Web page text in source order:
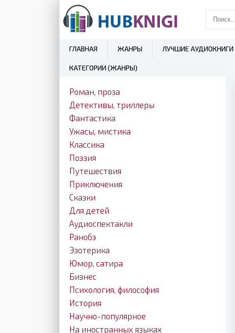
ГЛАВНАЯ ЖАНРЫ ЛУЧШИЕ АУДИОКНИГИ
КАТЕГОРИИ (ЖАНРЫ)
Роман, проза
Детективы, триллеры
Фантастика
Ужасы, мистика
Классика
Поэзия
Путешествия
Приключения
Сказки
Для детей
Аудиоспектакли
Ранобэ
Эзотерика
Юмор, сатира
Бизнес
Психология, философия
История
Научно-популярное
На иностранных языках